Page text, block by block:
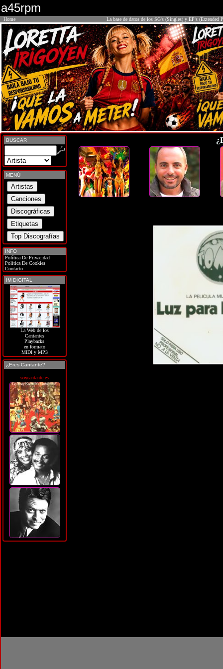
a45rpm
Home La base de datos de los SG's (Singles) y EP's (Extended
BUSCAR
MENÚ
INFO
Política De Privacidad
Política De Cookies
Contacto
IM DIGITAL
La Web de los
Cantantes
Playbacks
en formato
MIDI y MP3
¿Eres Cantante?
soycantante.es